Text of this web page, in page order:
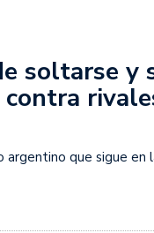
el Clausura: las diez
soltarse y
argentino que sigue en